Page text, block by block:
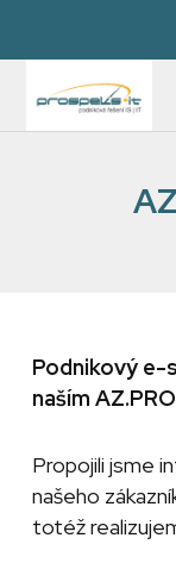
Podnikový e-
naším AZ.PRO
Propojili jsme
našeho
totéž